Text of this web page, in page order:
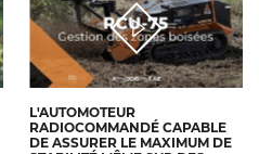
L'AUTOMOTEUR
RADIOCOMMANDÉ CAPABLE
DE ASSURER LE MAXIMUM DE